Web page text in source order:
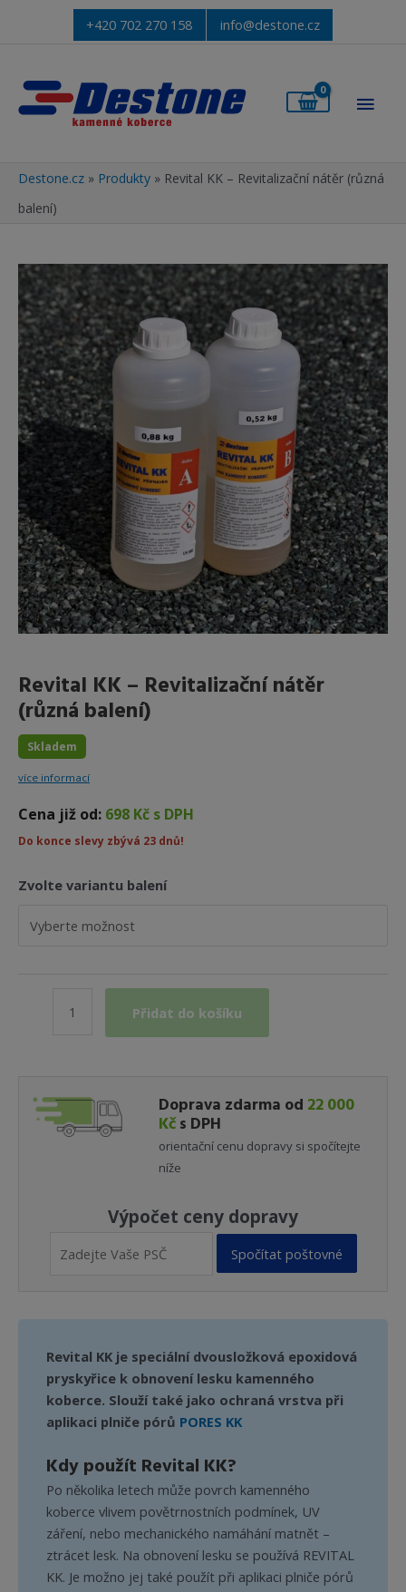
+420 702 270 158 info@destone.cz
Destone.cz » Produkty » Revital KK – Revitalizační nátěr (různá
balení)
Revital KK – Revitalizační nátěr
(různá balení)
Skladem
více informací
Cena již od: 698 Kč s DPH
Do konce slevy zbývá 23 dnů!
Zvolte variantu balení
(různá
balení)
Přidat do košíku
Doprava zdarma od 22 000
Kčs DPH
orientační cenu dopravy si spočítejte
níže
Výpočet ceny dopravy
Spočítat poštovné
Revital KK je speciální dvousložková epoxidová
pryskyřice k obnovení lesku kamenného
koberce. Slouží také jako ochraná vrstva při
aplikaci plniče pórů PORES KK
Kdy použít Revital KK?
Po několika letech může povrch kamenného
koberce vlivem povětrnostních podmínek, UV
záření, nebo mechanického namáhání matnět –
ztrácet lesk. Na obnovení lesku se používá REVITAL
KK. Je možno jej také použít při aplikaci plniče pórů